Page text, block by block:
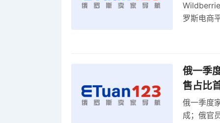
罗斯电商
俄一季
售占比
俄一季度
成；俄官